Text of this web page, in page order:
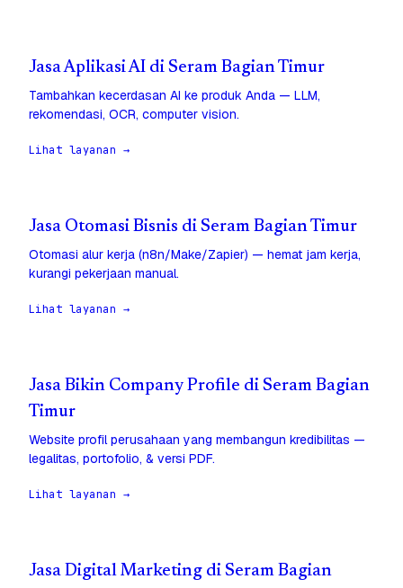
Jasa Aplikasi AI di Seram Bagian Timur
Tambahkan kecerdasan AI ke produk Anda — LLM,
rekomendasi, OCR, computer vision.
Lihat layanan →
Jasa Otomasi Bisnis di Seram Bagian Timur
Otomasi alur kerja (n8n/Make/Zapier) — hemat jam kerja,
kurangi pekerjaan manual.
Lihat layanan →
Jasa Bikin Company Profile di Seram Bagian
Timur
Website profil perusahaan yang membangun kredibilitas —
legalitas, portofolio, & versi PDF.
Lihat layanan →
Jasa Digital Marketing di Seram Bagian